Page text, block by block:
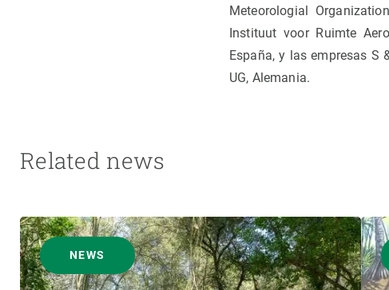
Meteorologial
Instituut voor Ruimte
España, y las empresas S
UG, Alemania.
Related news
NEWS